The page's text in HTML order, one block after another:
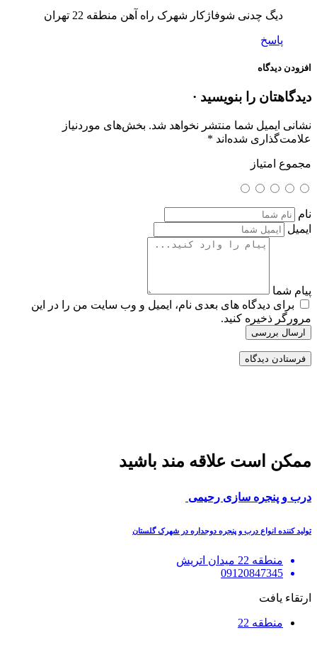
دیگ چدنی شوفاژکار شهرک راه آهن منطقه 22 تهران
پاسخ
افزودن دیدگاه
دیدگاهتان را بنویسید ·
نشانی ایمیل شما منتشر نخواهد شد. بخش‌های موردنیاز
علامت‌گذاری شده‌اند *
مجموع امتیاز
نام
ایمیل
پیام شما
برای دیدگاه های بعدی نام، ایمیل و وب سایت من را در این
مرورگر ذخیره کنید.
ارسال بررسی
ممکن است علاقه مند باشید
درب و پنجره سازی رحیمی
تولید کننده انواع درب و پنجره دوجداره در شهرک گلستان
منطقه 22 میدان اتریش
09120847345
ارتقاء یافت
منطقه 22